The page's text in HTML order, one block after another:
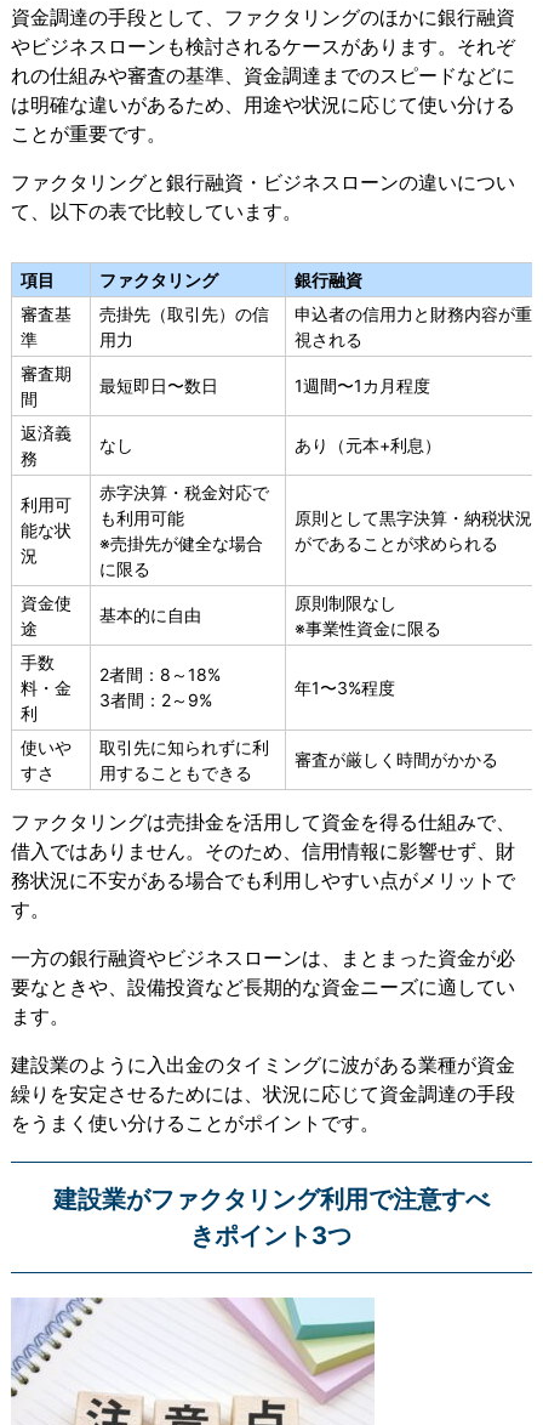
資金調達の手段として、ファクタリングのほかに銀行融資
やビジネスローンも検討されるケースがあります。それぞ
れの仕組みや審査の基準、資金調達までのスピードなどに
は明確な違いがあるため、用途や状況に応じて使い分ける
ことが重要です。
ファクタリングと銀行融資・ビジネスローンの違いについ
て、以下の表で比較しています。
項目 ファクタリング
銀行融資
審査基
準
売掛先（取引先）の信
用力
申込者の信用力と財務内容が重
視される
審査期
間
最短即日〜数日 1週間〜1カ月程度
返済義
務
なし あり（元本+利息）
利用可
能な状
況
赤字決算・税金対応で
も利用可能
※売掛先が健全な場合
に限る
原則として黒字決算・納税状況
がであることが求められる
資金使
途
基本的に自由
原則制限なし
※事業性資金に限る
手数
料・金
利
2者間：8～18%
3者間：2～9%
年1〜3%程度
使いや
すさ
取引先に知られずに利
用することもできる
審査が厳しく時間がかかる
ファクタリングは売掛金を活用して資金を得る仕組みで、
借入ではありません。そのため、 信用情報に影響せず、財
務状況に不安がある場合でも利用しやすい点がメリット で
す。
一方の銀行融資やビジネスローンは、まとまった資金が必
要なときや、設備投資など長期的な資金ニーズに適してい
ます。
建設業のように入出金のタイミングに波がある業種が資金
繰りを安定させるためには、状況に応じて資金調達の手段
をうまく使い分けることがポイントです。
建設業がファクタリング利用で注意すべ
きポイント3つ